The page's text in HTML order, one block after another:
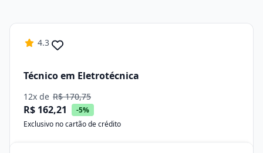
4.3
Técnico em Eletrotécnica
12x de R$ 170,75
R$ 162,21
-5%
Exclusivo no cartão de crédito